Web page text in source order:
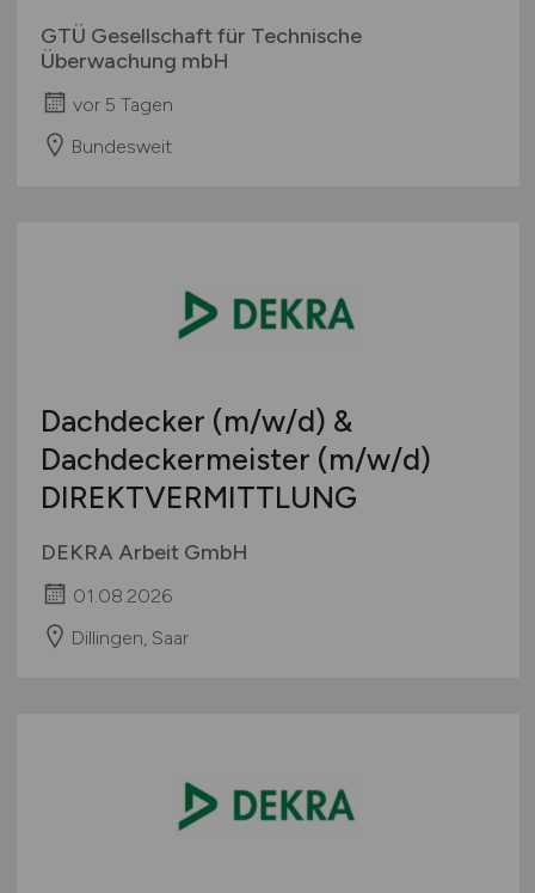
GTÜ Gesellschaft für Technische
Überwachung mbH
vor 5 Tagen
Bundesweit
Dachdecker (m/w/d) &
Dachdeckermeister (m/w/d)
DIREKTVERMITTLUNG
DEKRA Arbeit GmbH
01.08.2026
Dillingen, Saar